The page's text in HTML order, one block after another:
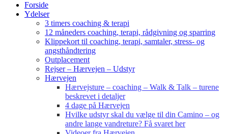
Forside
Ydelser
3 timers coaching & terapi
12 måneders coaching, terapi, rådgivning og sparring
Klippekort til coaching, terapi, samtaler, stress- og
angsthåndtering
Outplacement
Rejser – Hærvejen – Udstyr
Hærvejen
Hærvejsture – coaching – Walk & Talk – turene
beskrevet i detaljer
4 dage på Hærvejen
Hvilke udstyr skal du vælge til din Camino – og
andre lange vandreture? Få svaret her